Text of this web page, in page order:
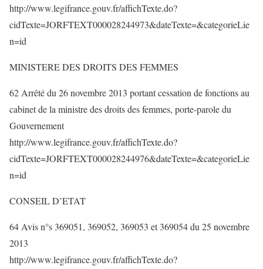
http://www.legifrance.gouv.fr/affichTexte.do?
cidTexte=JORFTEXT000028244973&dateTexte=&categorieLie
n=id
MINISTERE DES DROITS DES FEMMES
62 Arrêté du 26 novembre 2013 portant cessation de fonctions au
cabinet de la ministre des droits des femmes, porte-parole du
Gouvernement
http://www.legifrance.gouv.fr/affichTexte.do?
cidTexte=JORFTEXT000028244976&dateTexte=&categorieLie
n=id
CONSEIL D’ETAT
64 Avis n°s 369051, 369052, 369053 et 369054 du 25 novembre
2013
http://www.legifrance.gouv.fr/affichTexte.do?